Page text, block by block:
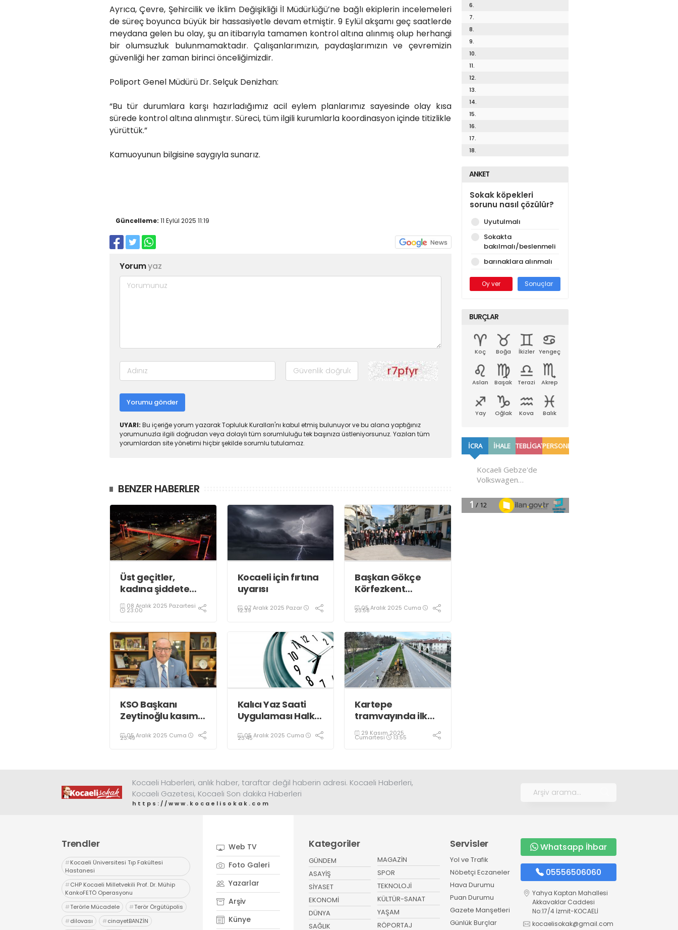
Ayrıca, Çevre, Şehircilik ve İklim Değişikliği İl Müdürlüğü’ne bağlı ekiplerin incelemeleri
de süreç boyunca büyük bir hassasiyetle devam etmiştir. 9 Eylül akşamı geç saatlerde
meydana gelen bu olay, şu an itibarıyla tamamen kontrol altına alınmış olup herhangi
bir olumsuzluk bulunmamaktadır. Çalışanlarımızın, paydaşlarımızın ve çevremizin
güvenliği her zaman birinci önceliğimizdir.
Poliport Genel Müdürü Dr. Selçuk Denizhan:
“Bu tür durumlara karşı hazırladığımız acil eylem planlarımız sayesinde olay kısa
sürede kontrol altına alınmıştır. Süreci, tüm ilgili kurumlarla koordinasyon içinde titizlikle
yürüttük.”
Kamuoyunun bilgisine saygıyla sunarız.
Güncelleme: 11 Eylül 2025 11:19
Yorumyaz
Yorumu gönder
UYARI: Bu içeriğe yorum yazarak Topluluk Kuralları'nı kabul etmiş bulunuyor ve bu alana yaptığınız
yorumunuzla ilgili doğrudan veya dolaylı tüm sorumluluğu tek başınıza üstleniyorsunuz. Yazılan tüm
yorumlardan site yönetimi hiçbir şekilde sorumlu tutulamaz.
BENZER HABERLER
Üst geçitler,
kadına şiddete
karşı “turuncu”
renkle aydınlatıldı;
08 Aralık 2025 Pazartesi
23:00
Kocaeli için fırtına
uyarısı
07 Aralık 2025 Pazar
12:39
Başkan Gökçe
Körfezkent
Oldu
05 Aralık 2025 Cuma
23:58
KSO Başkanı
Zeytinoğlu kasım
verilerini
05 Aralık 2025 Cuma
23:49
Kalıcı Yaz Saati
Uygulaması Halkın
Ediyor!
05 Aralık 2025 Cuma
23:45
Kartepe
tramvayında ilk
kepçe vuruldu
29 Kasım 2025
Cumartesi 13:55
6.
7.
8.
9.
10.
11.
12.
13.
14.
15.
16.
17.
18.
ANKET
Sokak köpekleri
sorunu nasıl çözülür?
Uyutulmalı
Sokakta
bakılmalı/beslenmeli
barınaklara alınmalı
Oy ver Sonuçlar
BURÇLAR
Koç Boğa İkizler Yengeç
Aslan Başak Terazi Akrep
Yay Oğlak Kova Balık
Kocaeli Haberleri, anlık haber, taraftar değil haberin adresi. Kocaeli Haberleri,
Kocaeli Gazetesi, Kocaeli Son dakika Haberleri
https://www.kocaelisokak.com
Trendler
#Kocaeli Üniversitesi Tıp Fakültesi
Hastanesi
#CHP Kocaeli Milletvekili Prof. Dr. Mühip
KankoFETÖ Operasyonu
#Terörle Mücadele #Terör Örgütüpolis
#dilovası #cinayetBANZİN
Web TV
Foto Galeri
Yazarlar
Arşiv
Künye
Kategoriler
GÜNDEM
ASAYİŞ
SİYASET
EKONOMİ
DÜNYA
SAĞLIK
MAGAZİN
SPOR
TEKNOLOJİ
KÜLTÜR-SANAT
YAŞAM
RÖPORTAJ
Servisler
Yol ve Trafik
Nöbetçi Eczaneler
Hava Durumu
Puan Durumu
Gazete Manşetleri
Günlük Burçlar
Whatsapp İhbar
05556506060
Yahya Kaptan Mahallesi
Akkavaklar Caddesi
No:17/4 İzmit-KOCAELİ
kocaelisokak@gmail.com